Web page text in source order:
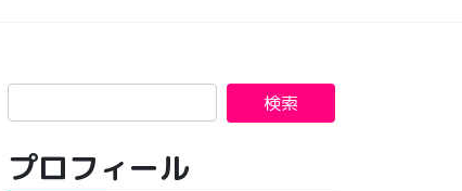
プロフィール